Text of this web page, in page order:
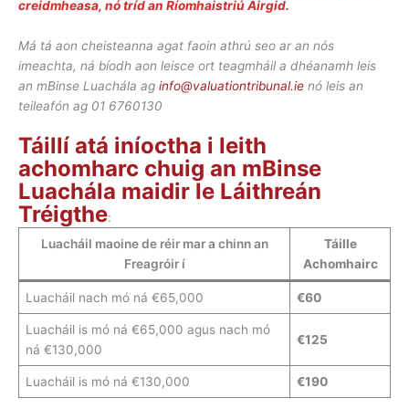
creidmheasa, nó tríd an Ríomhaistriú Airgid.
Má tá aon cheisteanna agat faoin athrú seo ar an nós
imeachta, ná bíodh aon leisce ort teagmháil a dhéanamh leis
an mBinse Luachála ag info@valuationtribunal.ie nó leis an
teileafón ag 01 6760130
Luacháil maoine de réir mar a chinn an
Freagróir í
Táille
Achomhairc
Luacháil nach mó ná €65,000 €60
Luacháil is mó ná €65,000 agus nach mó
ná €130,000
€125
Luacháil is mó ná €130,000 €190
Táillí atá iníoctha i leith
achomharc chuig an mBinse
Luachála maidir le Láithreán
Tréigthe: